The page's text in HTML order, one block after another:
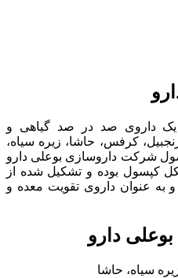
یک داروی صد در صد گیاهی و
کرفس، حاشا، زیره سیاه،
شرکت داروسازی بوعلی دارو
کپسول بوده و تشکیل شده از
به عنوان داروی تقویت معده و
دارو
سیاه، حاشا